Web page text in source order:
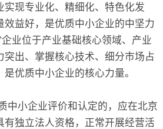
实现专业化、精细化、特色化发
效益好，是优质中小企业的中坚力
业位于产业基础核心领域、产业
突出、掌握核心技术、细分市场占
优质中小企业的核心力量。
中小企业评价和认定的，应在北京
有独立法人资格，正常开展经营活